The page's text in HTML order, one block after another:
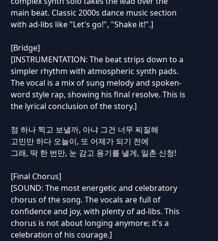
main beat. Classic 2000s dance music section
with ad-libs like "Let's go!", "Shake it!".]
[Bridge]
[INSTRUMENTATION: The beat strips down to a
simpler rhythm with atmospheric synth pads.
The vocal is a mix of sung melody and spoken-
word style rap, showing his final resolve. This is
the lyrical conclusion of the story.]
점 하나 찍고 보낼까, 아냐 그건 너무 찌질해
고민만 하다 오늘이, 또 어제가 되기 전에
그래, 딱 한 번만, 눈 감고 용기를 낼게, 일촌 신청!
[Final Chorus]
[SOUND: The most energetic and celebratory
chorus of the song. The vocals are full of
confidence and joy, with plenty of ad-libs. This
chorus is not about longing anymore; it's a
celebration of his courage.]